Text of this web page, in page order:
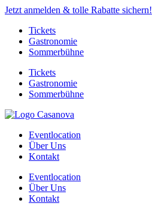
Jetzt anmelden & tolle Rabatte sichern!
Tickets
Gastronomie
Sommerbühne
Tickets
Gastronomie
Sommerbühne
Eventlocation
Über Uns
Kontakt
Eventlocation
Über Uns
Kontakt